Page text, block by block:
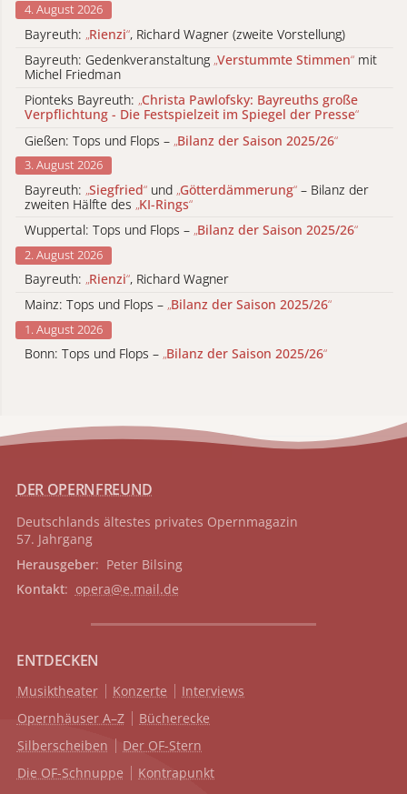
4. August 2026
Bayreuth: „Rienzi“, Richard Wagner (zweite Vorstellung)
Bayreuth: Gedenkveranstaltung „Verstummte Stimmen“ mit
Michel Friedman
Pionteks Bayreuth: „Christa Pawlofsky: Bayreuths große
Verpflichtung - Die Festspielzeit im Spiegel der Presse“
Gießen: Tops und Flops – „Bilanz der Saison 2025/26“
3. August 2026
Bayreuth: „Siegfried“ und „Götterdämmerung“ – Bilanz der
zweiten Hälfte des „KI-Rings“
Wuppertal: Tops und Flops – „Bilanz der Saison 2025/26“
2. August 2026
Bayreuth: „Rienzi“, Richard Wagner
Mainz: Tops und Flops – „Bilanz der Saison 2025/26“
1. August 2026
Bonn: Tops und Flops – „Bilanz der Saison 2025/26“
DER OPERNFREUND
Deutschlands ältestes privates Opernmagazin
57. Jahrgang
Herausgeber: Peter Bilsing
Kontakt: opera@e.mail.de
ENTDECKEN
Musiktheater Konzerte
Interviews
Opernhäuser A–Z
Bücherecke
Silberscheiben
Der OF-Stern
Die OF-Schnuppe
Kontrapunkt